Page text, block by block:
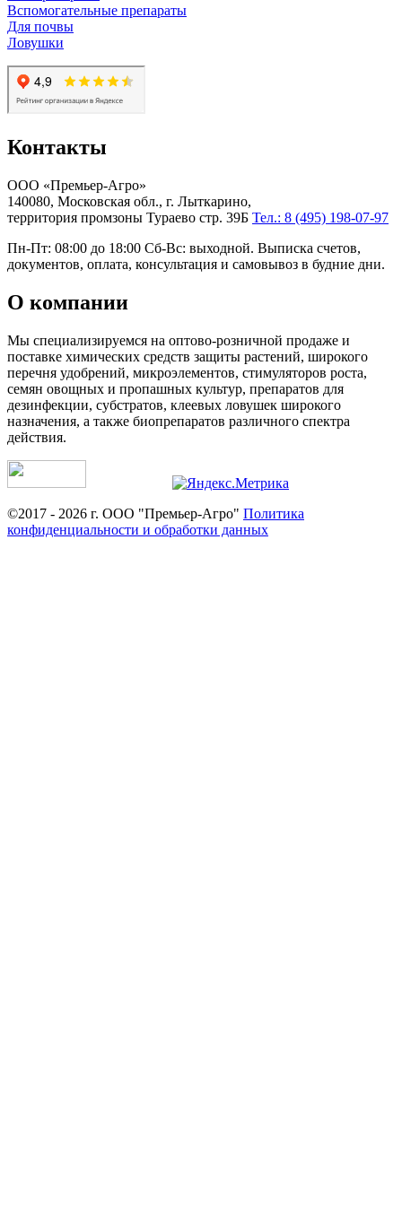
Вспомогательные препараты
Для почвы
Ловушки
Контакты
ООО «Премьер-Агро»
140080, Московская обл., г. Лыткарино,
территория промзоны Тураево стр. 39Б Тел.: 8 (495) 198-07-97
Пн-Пт: 08:00 до 18:00 Сб-Вс: выходной. Выписка счетов,
документов, оплата, консультация и самовывоз в будние дни.
О компании
Мы специализируемся на оптово-розничной продаже и
поставке химических средств защиты растений, широкого
перечня удобрений, микроэлементов, стимуляторов роста,
семян овощных и пропашных культур, препаратов для
дезинфекции, субстратов, клеевых ловушек широкого
назначения, а также биопрепаратов различного спектра
действия.
©2017 - 2026 г. ООО "Премьер-Агро" Политика
конфиденциальности и обработки данных